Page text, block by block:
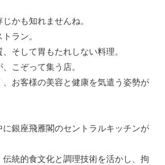
かも知れませんね。
ラン。
そして胃もたれしない料理。
こぞって集う店。
お客様の美容と健康を気遣う姿勢が
銀座飛雁閣のセントラルキッチンが
統的食文化と調理技術を活かし、拘